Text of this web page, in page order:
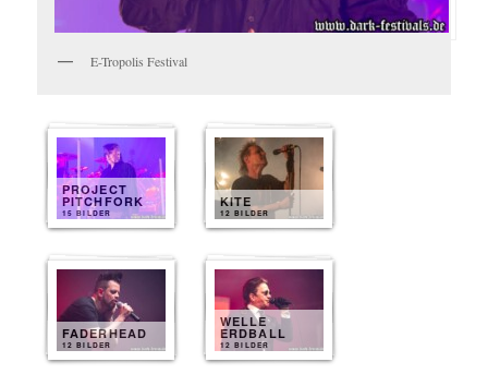
E-Tropolis Festival
PROJECT
PITCHFORK
15 BILDER
KITE
12 BILDER
FADERHEAD
12 BILDER
WELLE
ERDBALL
12 BILDER